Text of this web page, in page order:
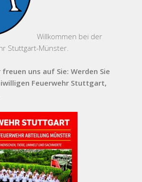
Willkommen bei der
Stuttgart-Münster.
uns auf Sie: Werden Sie
Feuerwehr Stuttgart,